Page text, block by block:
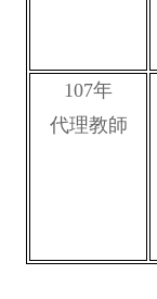
107年
代理教師